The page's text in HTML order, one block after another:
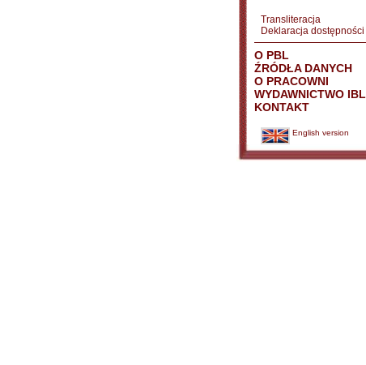
Transliteracja
Deklaracja dostępności
O PBL
ŹRÓDŁA DANYCH
O PRACOWNI
WYDAWNICTWO IBL
KONTAKT
English version